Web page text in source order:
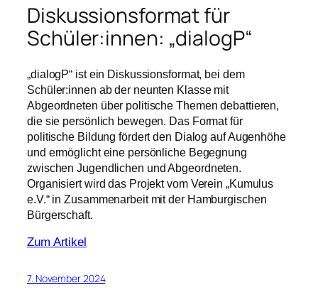
Diskussionsformat für
Schüler:innen: „dialogP“
„dialogP“ ist ein Diskussionsformat, bei dem
Schüler:innen ab der neunten Klasse mit
Abgeordneten über politische Themen debattieren,
die sie persönlich bewegen. Das Format für
politische Bildung fördert den Dialog auf Augenhöhe
und ermöglicht eine persönliche Begegnung
zwischen Jugendlichen und Abgeordneten.
Organisiert wird das Projekt vom Verein „Kumulus
e.V.“ in Zusammenarbeit mit der Hamburgischen
Bürgerschaft.
Zum Artikel
7. November 2024